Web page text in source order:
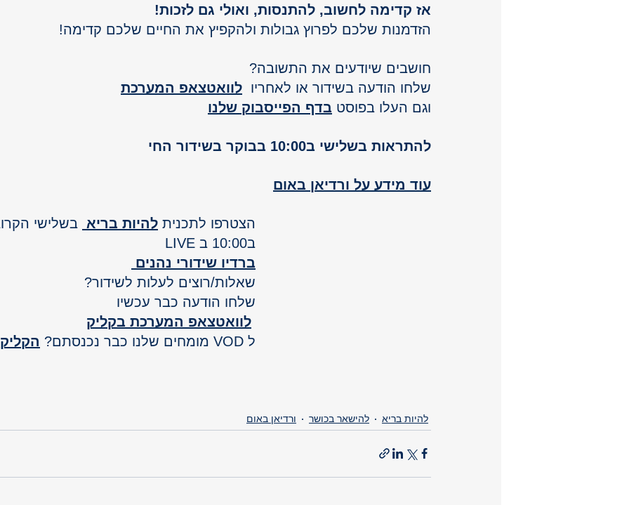
GO
אז קדימה לחשוב, להתנסות, ואולי גם לזכות!
הזדמנות שלכם לפרוץ גבולות ולהקפיץ את החיים שלכם קדימה!
חושבים שיודעים את התשובה?
שלחו הודעה בשידור או לאחריו לוואטצאפ המערכת
וגם העלו בפוסט בדף הפייסבוק שלנו
להתראות בשלישי ב10:00 בבוקר בשידור החי
עוד מידע על ורדיאן באום
הצטרפו לתכנית להיות בריא בשלישי
ב10:00 ב LIVE
ברדיו שידורי נהנים
שאלות/רוצים לעלות לשידור?
שלחו הודעה כבר עכשיו
לוואטצאפ המערכת בקליק
ל VOD מומחים שלנו כבר נכנסתם?
להיות בריא להישאר בכושר ורדיאן באום